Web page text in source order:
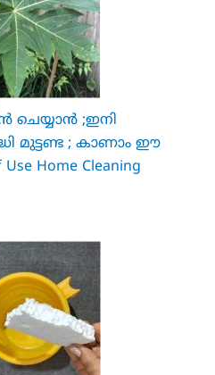
ചെയ്യാൻ ;ഇനി
മുട്ടണ്ട ; കാണാം ഈ
Home Cleaning